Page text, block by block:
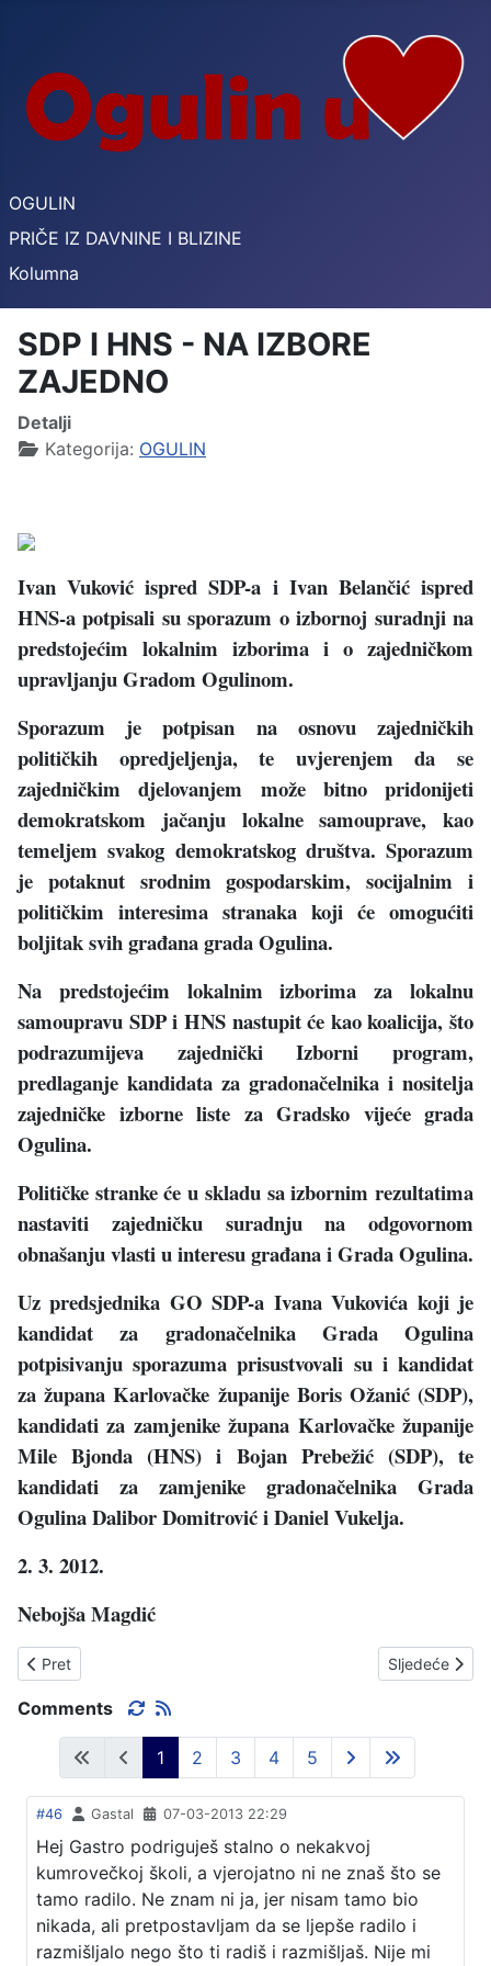
OGULIN
PRIČE IZ DAVNINE I BLIZINE
Kolumna
SDP I HNS - NA IZBORE
ZAJEDNO
Detalji
Kategorija: OGULIN
Ivan Vuković ispred SDP-a i Ivan Belančić ispred
HNS-a potpisali su sporazum o izbornoj suradnji na
predstojećim lokalnim izborima i o zajedničkom
upravljanju Gradom Ogulinom.
Sporazum je potpisan na osnovu zajedničkih
političkih opredjeljenja, te uvjerenjem da se
zajedničkim djelovanjem može bitno pridonijeti
demokratskom jačanju lokalne samouprave, kao
temeljem svakog demokratskog društva. Sporazum
je potaknut srodnim gospodarskim, socijalnim i
političkim interesima stranaka koji će omogućiti
boljitak svih građana grada Ogulina.
Na predstojećim lokalnim izborima za lokalnu
samoupravu SDP i HNS nastupit će kao koalicija, što
podrazumijeva zajednički Izborni program,
predlaganje kandidata za gradonačelnika i nositelja
zajedničke izborne liste za Gradsko vijeće grada
Ogulina.
Političke stranke će u skladu sa izbornim rezultatima
nastaviti zajedničku suradnju na odgovornom
obnašanju vlasti u interesu građana i Grada Ogulina.
Uz predsjednika GO SDP-a Ivana Vukovića koji je
kandidat za gradonačelnika Grada Ogulina
potpisivanju sporazuma prisustvovali su i kandidat
za župana Karlovačke županije Boris Ožanić (SDP),
kandidati za zamjenike župana Karlovačke županije
Mile Bjonda (HNS) i Bojan Prebežić (SDP), te
kandidati za zamjenike gradonačelnika Grada
Ogulina Dalibor Domitrović i Daniel Vukelja.
2. 3. 2012.
Nebojša Magdić
Prethodni članak: SDP - EUROPSKI FONDOVI
Pret Sljedeći
Sljedeće
Comments
1 2 3 4 5
#46 Gastal 07-03-2013 22:29
Hej Gastro podriguješ stalno o nekakvoj
kumrovečkoj školi, a vjerojatno ni ne znaš što se
tamo radilo. Ne znam ni ja, jer nisam tamo bio
nikada, ali pretpostavljam da se ljepše radilo i
razmišljalo nego što ti radiš i razmišljaš. Nije mi